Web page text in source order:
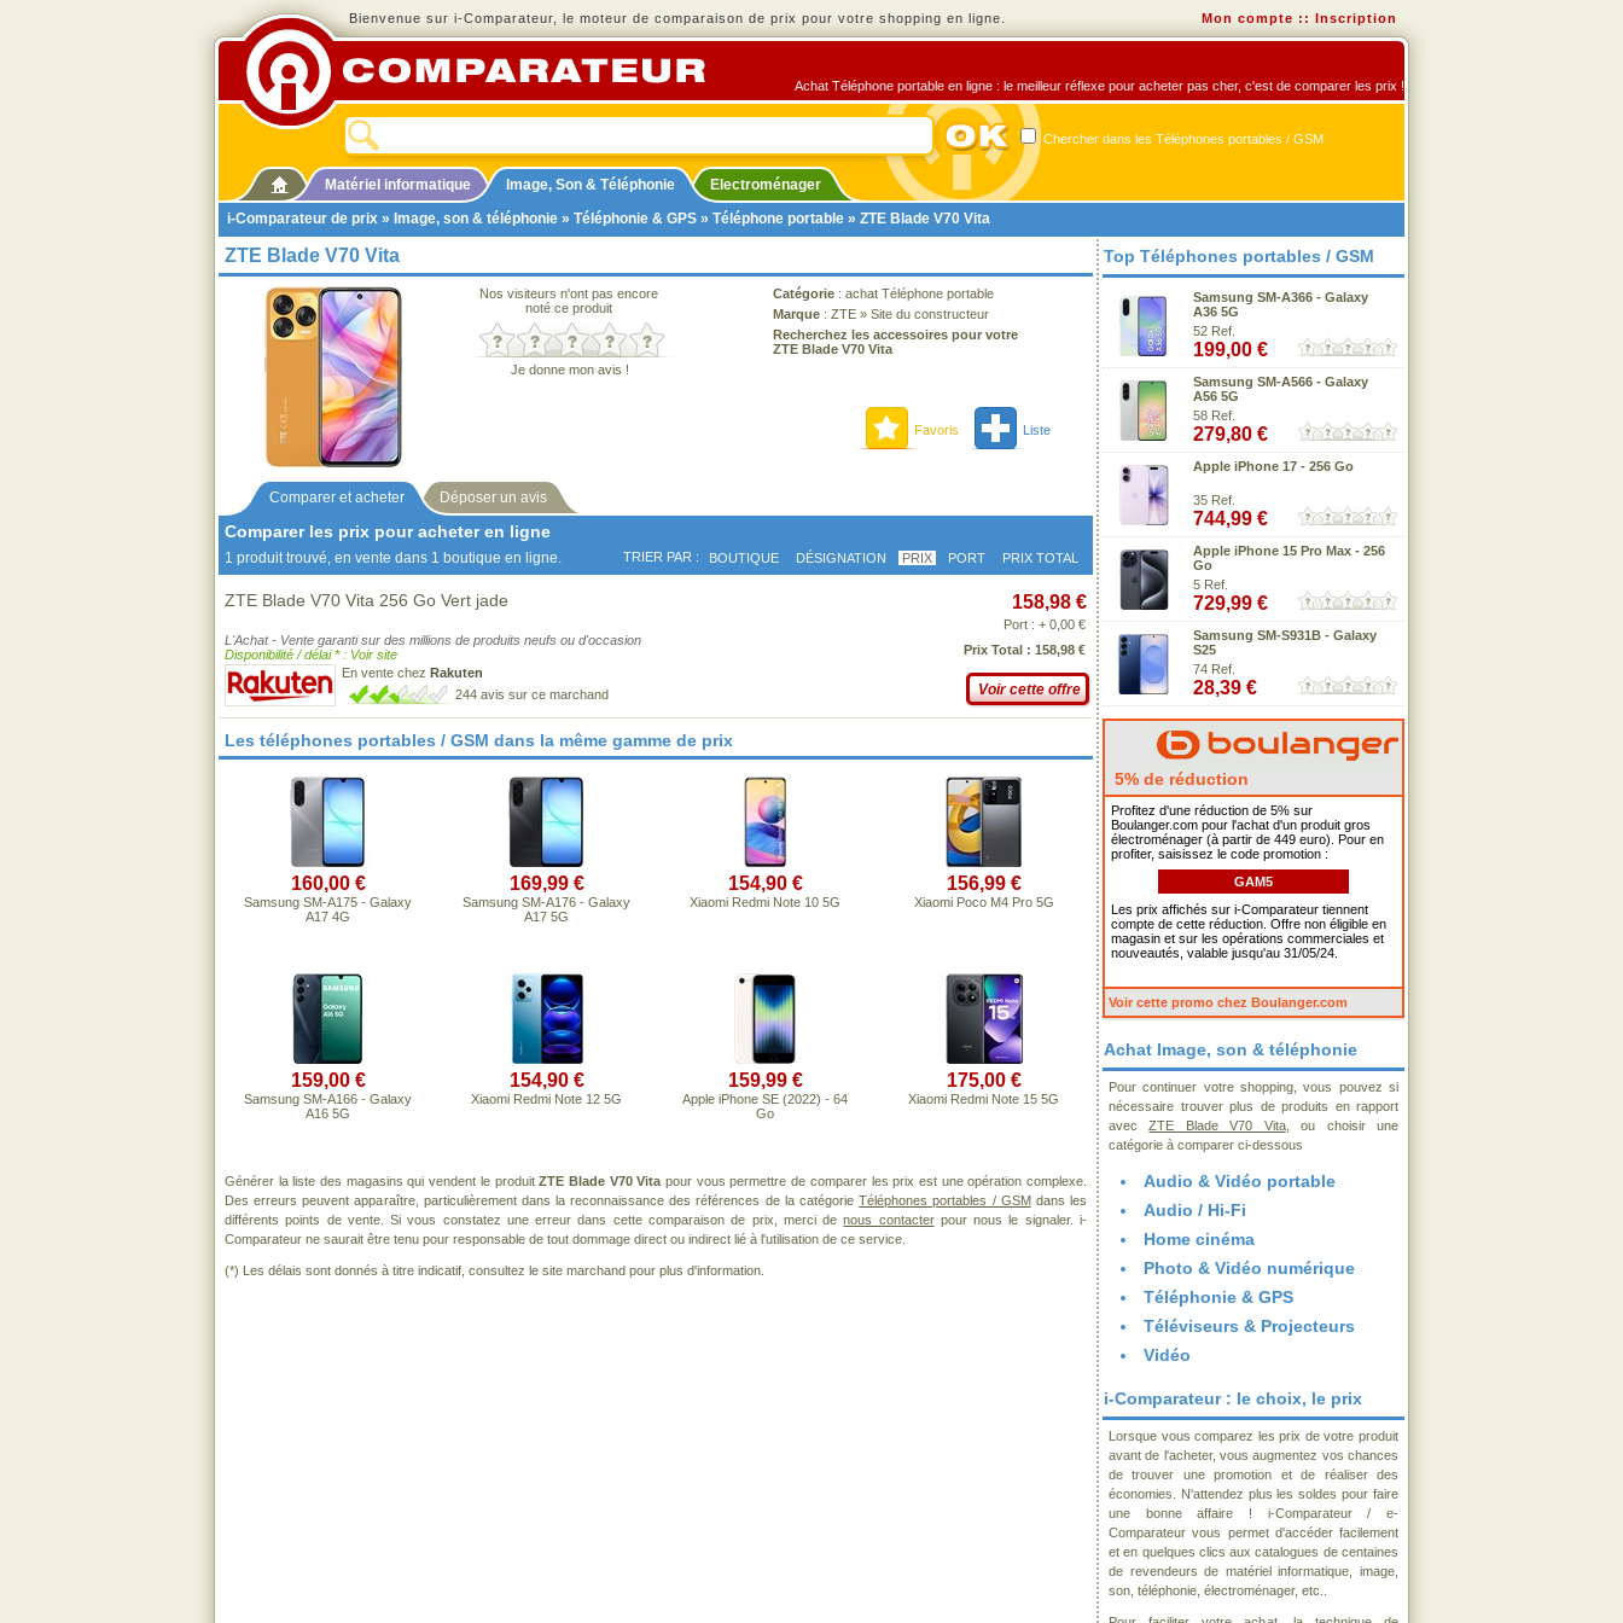
Bienvenue sur i-Comparateur, le moteur de comparaison de prix pour votre shopping en ligne. Mon compte :: Inscription
Achat Téléphone portable en ligne : le meilleur réflexe pour acheter pas cher, c'est de comparer les prix !
Chercher dans les Téléphones portables / GSM
Matériel informatique Image, Son & Téléphonie
Electroménager
i-Comparateur de prix » Image, son & téléphonie » Téléphonie & GPS » Téléphone portable » ZTE Blade V70 Vita
ZTE Blade V70 Vita
Nos visiteurs n'ont pas encore
noté ce produit
Je donne mon avis !
Catégorie : achat Téléphone portable
Marque : ZTE » Site du constructeur
Recherchez les accessoires pour votre
ZTE Blade V70 Vita
Favoris Liste
Comparer et acheter Déposer un avis
Comparer les prix pour acheter en ligne
1 produit trouvé, en vente dans 1 boutique en ligne. TRIER PAR : BOUTIQUE DÉSIGNATION PRIX PORT PRIX TOTAL
ZTE Blade V70 Vita 256 Go Vert jade
L'Achat - Vente garanti sur des millions de produits neufs ou d'occasion
Disponibilité / délai * : Voir site
En vente chez Rakuten
244 avis sur ce marchand
158,98 €
Port : + 0,00 €
Prix Total : 158,98 €
Voir cette offre
Les téléphones portables / GSM dans la même gamme de prix
160,00 €
Samsung SM-A175 - Galaxy
A17 4G
169,99 €
Samsung SM-A176 - Galaxy
A17 5G
154,90 €
Xiaomi Redmi Note 10 5G
156,99 €
Xiaomi Poco M4 Pro 5G
159,00 €
Samsung SM-A166 - Galaxy
A16 5G
154,90 €
Xiaomi Redmi Note 12 5G
159,99 €
Apple iPhone SE (2022) - 64
Go
175,00 €
Xiaomi Redmi Note 15 5G
Générer la liste des magasins qui vendent le produitZTE Blade V70 Vita pour vous permettre de comparer les prix est une opération complexe.
Des erreurs peuvent apparaître, particulièrement dans la reconnaissance des références de la catégorieTéléphones portables / GSMdans les
différents points de vente. Si vous constatez une erreur dans cette comparaison de prix, merci denous contacterpour nous le signaler. i-
Comparateur ne saurait être tenu pour responsable de tout dommage direct ou indirect lié à l'utilisation de ce service.
(*) Les délais sont donnés à titre indicatif, consultez le site marchand pour plus d'information.
Top Téléphones portables / GSM
Samsung SM-A366 - Galaxy
A36 5G
52 Ref.
199,00 €
Samsung SM-A566 - Galaxy
A56 5G
58 Ref.
279,80 €
Apple iPhone 17 - 256 Go
35 Ref.
744,99 €
Apple iPhone 15 Pro Max - 256
Go
5 Ref.
729,99 €
Samsung SM-S931B - Galaxy
S25
74 Ref.
28,39 €
5% de réduction
Profitez d'une réduction de 5% sur
Boulanger.com pour l'achat d'un produit gros
électroménager (à partir de 449 euro). Pour en
profiter, saisissez le code promotion :
GAM5
Les prix affichés sur i-Comparateur tiennent
compte de cette réduction. Offre non éligible en
magasin et sur les opérations commerciales et
nouveautés, valable jusqu'au 31/05/24.
Voir cette promo chez Boulanger.com
Achat Image, son & téléphonie
Pour continuer votre shopping, vous pouvez si
nécessaire trouver plus de produits en rapport
avecZTE Blade V70 Vita, ou choisir une
catégorie à comparer ci-dessous
Audio & Vidéo portable
Audio / Hi-Fi
Home cinéma
Photo & Vidéo numérique
Téléphonie & GPS
Téléviseurs & Projecteurs
Vidéo
i-Comparateur : le choix, le prix
Lorsque vous comparez les prix de votre produit
avant de l'acheter, vous augmentez vos chances
de trouver une promotion et de réaliser des
économies. N'attendez plus les soldes pour faire
une bonne affaire ! i-Comparateur / e-
Comparateur vous permet d'accéder facilement
et en quelques clics aux catalogues de centaines
de revendeurs de matériel informatique, image,
son, téléphonie, électroménager, etc..